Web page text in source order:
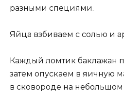
разными специями.
Яйца взбиваем с солью и
Каждый ломтик баклажан
затем опускаем в яичную
в сковороде на небольшом